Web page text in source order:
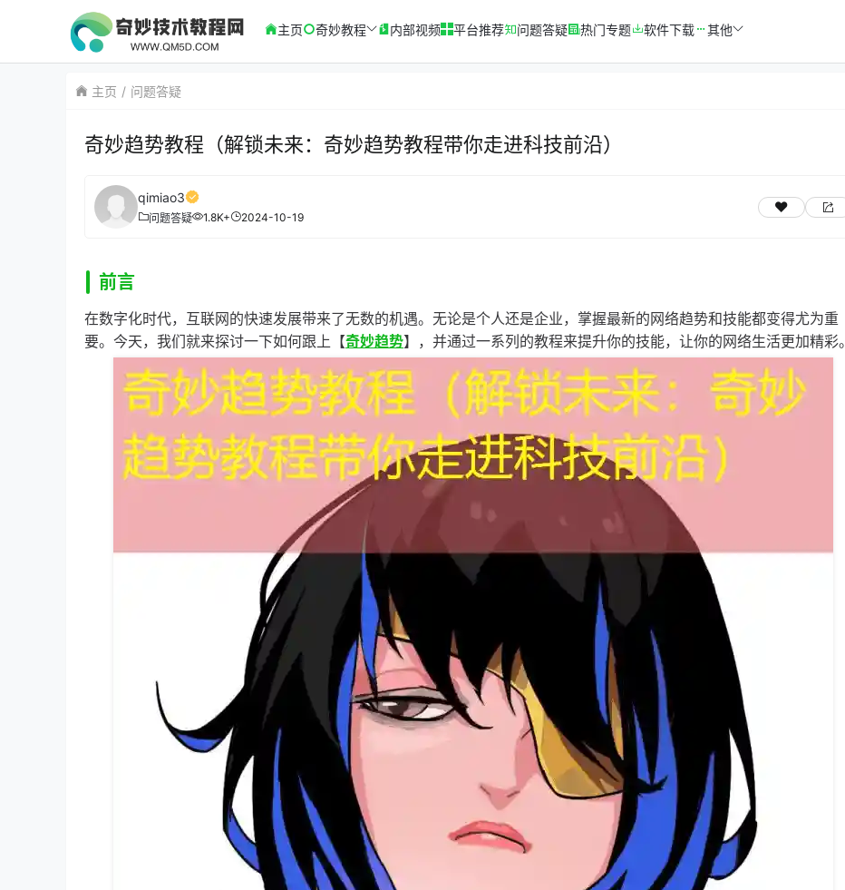
主页 奇妙教程 内部视频 平台推荐 问题答疑 热门专题 软件下载 其他
主页 问题答疑
奇妙趋势教程（解锁未来：奇妙趋势教程带你走进科技前沿）
qimiao3
问题答疑 1.8K+ 2024-10-19
前言
在数字化时代，互联网的快速发展带来了无数的机遇。无论是个人还是企业，掌握最新的网络趋势和技能都变得尤为重
要。今天，我们就来探讨一下如何跟上【奇妙趋势】，并通过一系列的教程来提升你的技能，让你的网络生活更加精彩。